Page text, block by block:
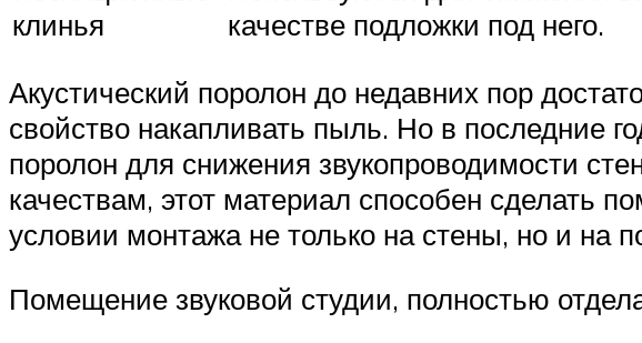
клинья
качестве подложки под него.
Акустический поролон до недавних пор
свойство накапливать пыль. Но в последние
поролон для снижения звукопроводимости
качествам, этот материал способен сделать
условии монтажа не только на стены, но и на
Помещение звуковой студии, полностью